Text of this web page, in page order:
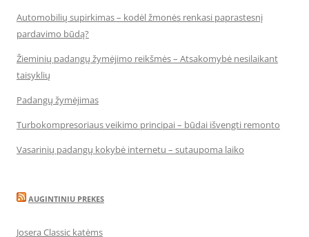
Automobilių supirkimas – kodėl žmonės renkasi paprastesnį
pardavimo būdą?
Žieminių padangų žymėjimo reikšmės – Atsakomybė nesilaikant
taisyklių
Padangų žymėjimas
Turbokompresoriaus veikimo principai – būdai išvengti remonto
Vasarinių padangų kokybė internetu – sutaupoma laiko
AUGINTINIU PREKES
Josera Classic katėms